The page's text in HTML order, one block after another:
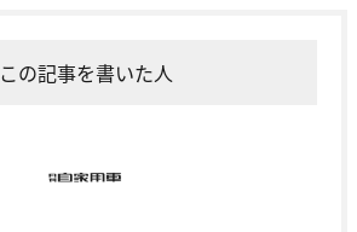
この記事を書いた人